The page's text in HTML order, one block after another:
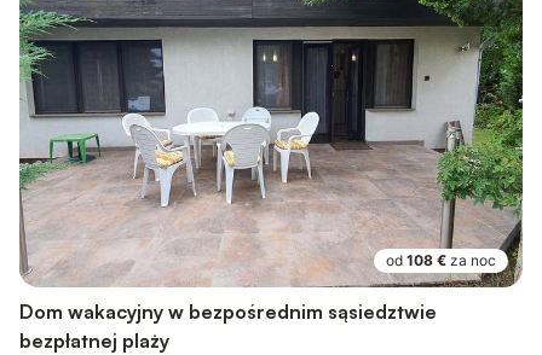
od 108 € za noc
Dom wakacyjny w bezpośrednim sąsiedztwie
bezpłatnej plaży